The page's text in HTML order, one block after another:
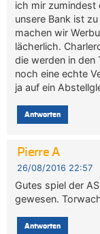
ich mir zumindest
unsere Bank ist
machen wir
lächerlich.
die werden in
noch eine echte
ja auf ein
Antworten
Pierre A
26/08/2016 22:57
Gutes spiel der
gewesen.
Antworten